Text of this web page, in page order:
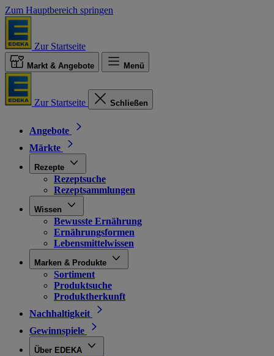
Zum Hauptbereich springen
Zur Startseite
Markt & Angebote Menü
Zur Startseite Schließen
Angebote
Märkte
Rezepte
Rezeptsuche
Rezeptsammlungen
Wissen
Bewusste Ernährung
Ernährungsformen
Lebensmittelwissen
Marken & Produkte
Sortiment
Produktsuche
Produktherkunft
Nachhaltigkeit
Gewinnspiele
Über EDEKA